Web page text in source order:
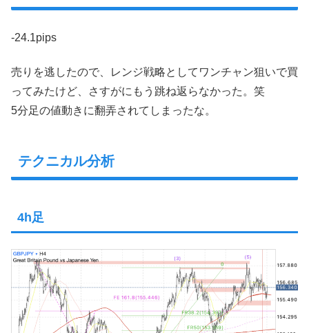
-24.1pips
売りを逃したので、レンジ戦略としてワンチャン狙いで買
ってみたけど、さすがにもう跳ね返らなかった。笑
5分足の値動きに翻弄されてしまったな。
テクニカル分析
4h足